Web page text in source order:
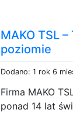
MAKO TSL
poziomie
Dodano: 1 rok 6
Firma MAKO
ponad 14 lat